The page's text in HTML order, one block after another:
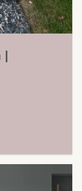
|